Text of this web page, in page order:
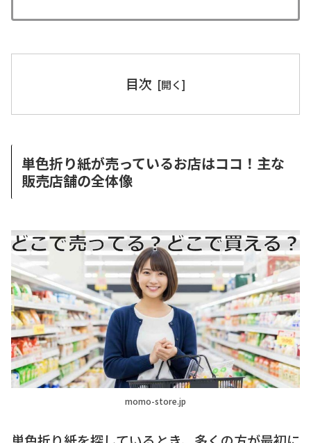
目次
単色折り紙が売っているお店はココ！主な
販売店舗の全体像
momo-store.jp